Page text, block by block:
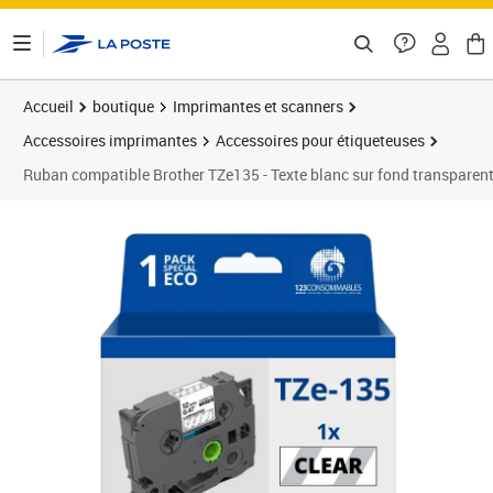
Accueil boutique
Imprimantes et scanners
Accessoires imprimantes
Accessoires pour étiqueteuses
Ruban compatible Brother TZe135 - Texte blanc sur fond